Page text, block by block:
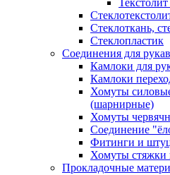
Стеклоткань,
Стеклопластик
Соединения для
Камлоки для
Камлоки
Хомуты
(шарнирные)
Хомуты
Соединение
Фитинги и
Хомуты стяжки
Прокладочные